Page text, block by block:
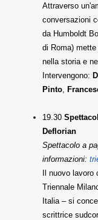
Attraverso
conversazioni
da Humboldt
di Roma)
nella storia e
Intervengono:
Pinto
19.30
Deflorian
Spettacolo a
informazioni:
Il nuovo lavoro
Triennale
Italia – si
scrittrice